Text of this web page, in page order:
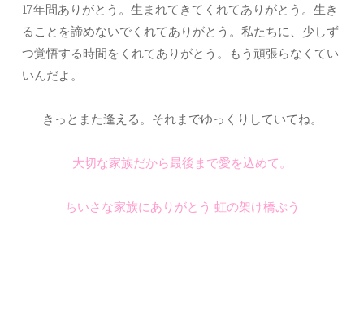
17年間ありがとう。生まれてきてくれてありがとう。生き
ることを諦めないでくれてありがとう。私たちに、少しず
つ覚悟する時間をくれてありがとう。もう頑張らなくてい
いんだよ。
きっとまた逢える。それまでゆっくりしていてね。
大切な家族だから最後まで愛を込めて。
ちいさな家族にありがとう 虹の架け橋ぷう